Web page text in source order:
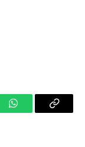
WhatsAppCopy